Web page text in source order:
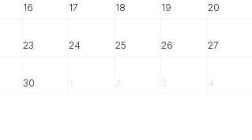
16 17 18 19 20
23 24 25 26 27
30 1 2 3 4